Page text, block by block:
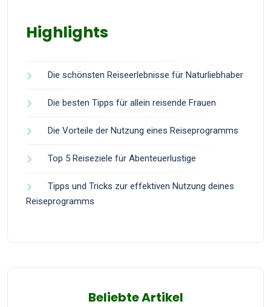
Highlights
Die schönsten Reiseerlebnisse für Naturliebhaber
Die besten Tipps für allein reisende Frauen
Die Vorteile der Nutzung eines Reiseprogramms
Top 5 Reiseziele für Abenteuerlustige
Tipps und Tricks zur effektiven Nutzung deines
Reiseprogramms
Beliebte Artikel